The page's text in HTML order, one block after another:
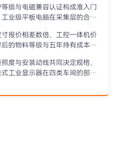
等级与电磁兼容认证构成准入门
业级平板电脑在采集层的合规
寸报价相差数倍，工控一体机价
的物料等级与五年持有成本拆
度与安装动线共同决定规格，
工业显示器在四类车间的部署